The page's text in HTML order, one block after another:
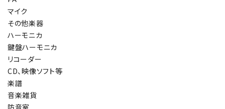
マイク
その他楽器
ハーモニカ
鍵盤ハーモニカ
リコーダー
CD、映像ソフト等
楽譜
音楽雑貨
防音室